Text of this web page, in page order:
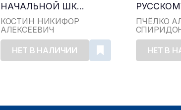
НАЧАЛЬНОЙ ШК...
КОСТИН НИКИФОР
АЛЕКСЕЕВИЧ
НЕТ В НАЛИЧИИ
КЛАСС...
ПЧЁЛКО
НЕТ В